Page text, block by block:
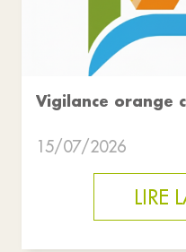
Vigilance orange
15/07/2026
LIRE